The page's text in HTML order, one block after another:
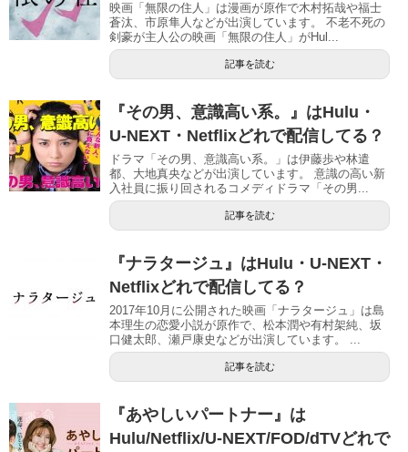
映画「無限の住人」は漫画が原作で木村拓哉や福士
蒼汰、市原隼人などが出演しています。 不老不死の
剣豪が主人公の映画「無限の住人」がHul...
記事を読む
『その男、意識高い系。』はHulu・
U-NEXT・Netflixどれで配信してる？
ドラマ「その男、意識高い系。」は伊藤歩や林遣
都、大地真央などが出演しています。 意識の高い新
入社員に振り回されるコメディドラマ「その男...
記事を読む
『ナラタージュ』はHulu・U-NEXT・
Netflixどれで配信してる？
2017年10月に公開された映画「ナラタージュ」は島
本理生の恋愛小説が原作で、松本潤や有村架純、坂
口健太郎、瀬戸康史などが出演しています。 ...
記事を読む
『あやしいパートナー』は
Hulu/Netflix/U-NEXT/FOD/dTVどれで